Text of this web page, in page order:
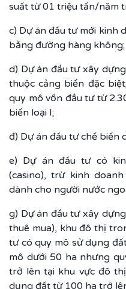
suất từ 01 triệu tấn/năm
c) Dự án đầu tư mới kinh
bằng đường hàng không;
d) Dự án đầu tư xây
thuộc cảng biển đặc
quy mô vốn đầu tư từ
biển loại I;
đ) Dự án đầu tư chế biến
e) Dự án đầu tư có
(casino), trừ kinh
dành cho người nước
g) Dự án đầu tư xây
thuê mua), khu đô thị
tư có quy mô sử dụng
mô dưới 50 ha nhưng
trở lên tại khu vực đô
dụng đất từ 100 ha trở